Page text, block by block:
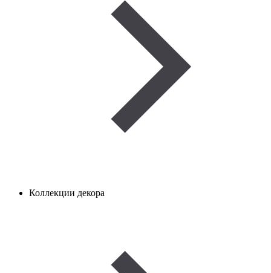
Коллекции декора